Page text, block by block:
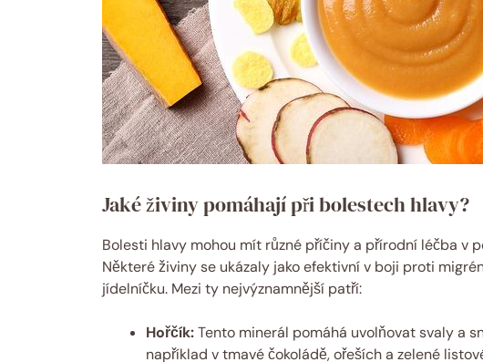
Jaké živiny pomáhají při bolestech hlavy?
Bolesti hlavy mohou mít různé příčiny a přírodní léčba v
Některé živiny se ukázaly jako efektivní v boji proti
jídelníčku. Mezi ty nejvýznamnější patří:
Hořčík:Tento minerál pomáhá uvolňovat svaly a
například v tmavé čokoládě, ořeších a zelené